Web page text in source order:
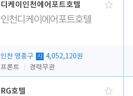
디케이인천에어포트호텔
인천디케이에어포트호텔
인천 영종구 시
4,052,120원
프론트
경력무관
RG호텔